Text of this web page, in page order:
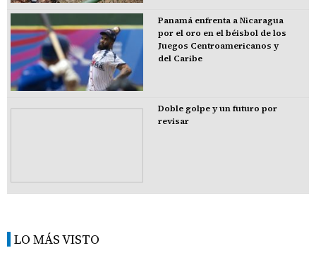
Panamá enfrenta a Nicaragua
por el oro en el béisbol de los
Juegos Centroamericanos y
del Caribe
Doble golpe y un futuro por
revisar
LO MÁS VISTO